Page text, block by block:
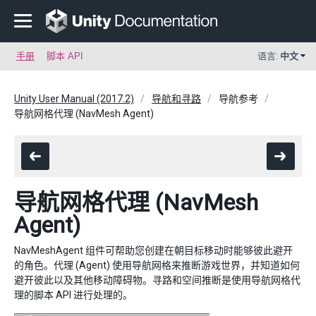
手册 脚本 API 语言: 中文
Unity User Manual (2017.2) 导航和寻路
导航参考
导航网格代理 (NavMesh Agent)
导航网格代理 (NavMesh
Agent)
NavMeshAgent 组件可帮助您创建在朝目标移动时能够彼此避开
的角色。代理 (Agent) 使用导航网格来推断游戏世界，并知道如何
避开彼此以及其他移动障碍物。寻路和空间推断是使用导航网格代
理的脚本 API 进行处理的。